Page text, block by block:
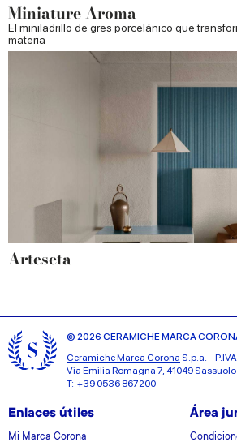
Miniature Aroma
El miniladrillo de gres porcelánico que
materia
Arteseta
© 2026 CERAMICHE MARCA
Ceramiche Marca Corona S.p.a. -
Via Emilia Romagna 7, 41049
T: +39 0536 867200
Enlaces útiles
Mi Marca Corona
Área